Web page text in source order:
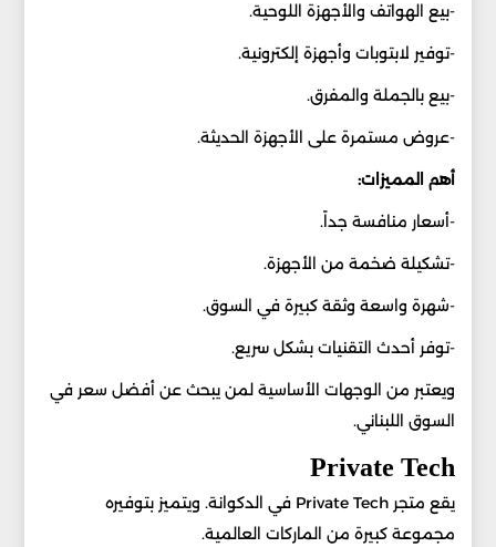
-بيع الهواتف والأجهزة اللوحية.
-توفير لابتوبات وأجهزة إلكترونية.
-بيع بالجملة والمفرق.
-عروض مستمرة على الأجهزة الحديثة.
أهم المميزات:
-أسعار منافسة جداً.
-تشكيلة ضخمة من الأجهزة.
-شهرة واسعة وثقة كبيرة في السوق.
-توفر أحدث التقنيات بشكل سريع.
ويعتبر من الوجهات الأساسية لمن يبحث عن أفضل سعر في
السوق اللبناني.
Private Tech
يقع متجر Private Tech في الدكوانة. ويتميز بتوفيره
مجموعة كبيرة من الماركات العالمية.